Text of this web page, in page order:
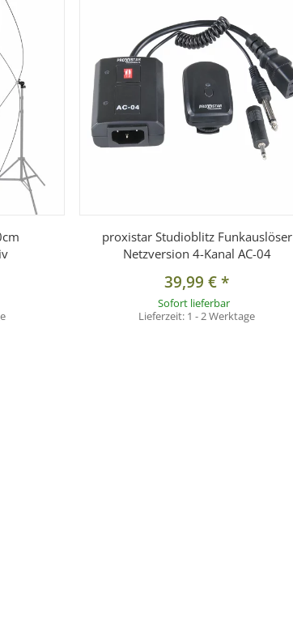
proxistar Studioblitz Funkauslöser
Netzversion 4-Kanal AC-04
39,99 €*
Sofort lieferbar
Lieferzeit: 1 - 2 Werktage